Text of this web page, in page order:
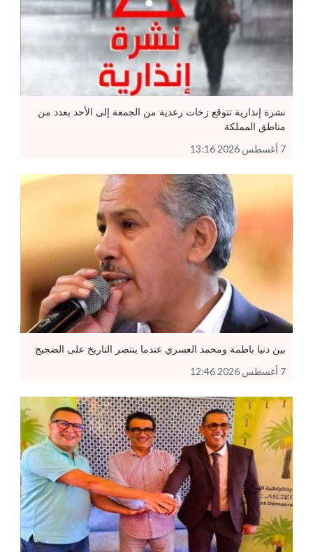
نشرة إنذارية تتوقع زخات رعدية من الجمعة إلى الأحد بعدد من
مناطق المملكة
7 أغسطس 2026 13:16
بين دنيا باطمة ومحمد العسري عندما ينتصر التاريخ على الضجيج
7 أغسطس 2026 12:46